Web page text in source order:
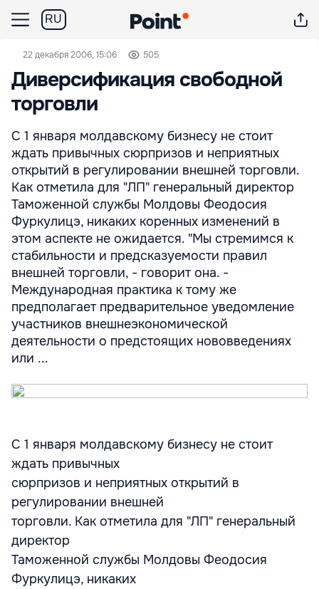
RU
22 декабря 2006, 15:06 505
Диверсификация свободной
торговли
С 1 января молдавскому бизнесу не стоит
ждать привычных сюрпризов и неприятных
открытий в регулировании внешней торговли.
Как отметила для "ЛП" генеральный директор
Таможенной службы Молдовы Феодосия
Фуркулицэ, никаких коренных изменений в
этом аспекте не ожидается. "Мы стремимся к
стабильности и предсказуемости правил
внешней торговли, - говорит она. -
Международная практика к тому же
предполагает предварительное уведомление
участников внешнеэкономической
деятельности о предстоящих нововведениях
или ...
С 1 января молдавскому бизнесу не стоит
ждать привычных
сюрпризов и неприятных открытий в
регулировании внешней
торговли. Как отметила для "ЛП" генеральный
директор
Таможенной службы Молдовы Феодосия
Фуркулицэ, никаких